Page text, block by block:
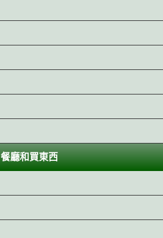
餐廳和買東西